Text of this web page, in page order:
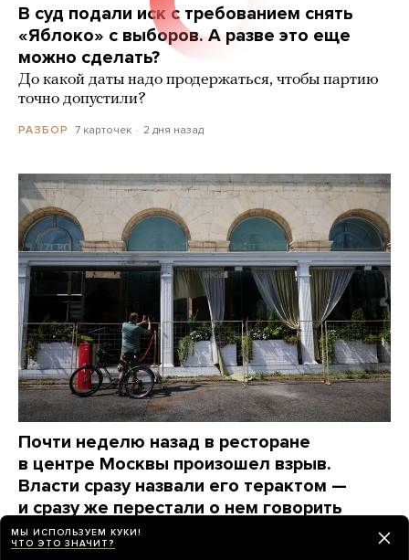
В суд подали иск с требованием снять
«Яблоко» с выборов. А разве это еще
можно сделать?
До какой даты надо продержаться, чтобы партию
точно допустили?
РАЗБОР 7 карточек 2 дня назад
Почти неделю назад в ресторане
в центре Москвы произошел взрыв.
Власти сразу назвали его терактом —
и сразу же перестали о нем говорить
Вот какие вопросы до сих пор остаются без ответов
МЫ ИСПОЛЬЗУЕМ КУКИ!
ЧТО ЭТО ЗНАЧИТ?